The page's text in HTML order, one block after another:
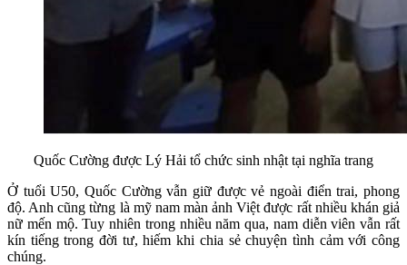
Quốc Cường được Lý Hải tổ chức sinh nhật tại nghĩa trang
Ở tuổi U50, Quốc Cường vẫn giữ được vẻ ngoài điển trai, phong
độ. Anh cũng từng là mỹ nam màn ảnh Việt được rất nhiều khán giả
nữ mến mộ. Tuy nhiên trong nhiều năm qua, nam diễn viên vẫn rất
kín tiếng trong đời tư, hiếm khi chia sẻ chuyện tình cảm với công
chúng.